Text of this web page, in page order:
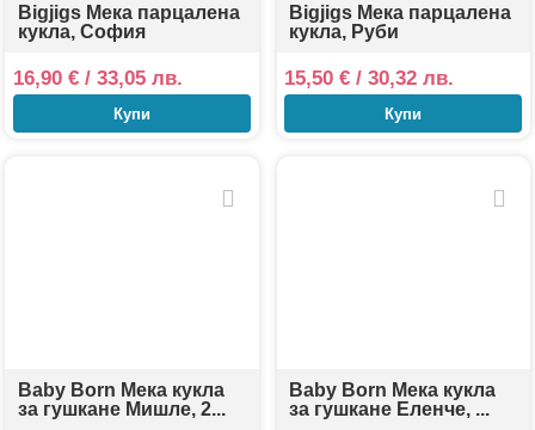
Bigjigs Мека парцалена
кукла, София
16,90 €/ 33,05 лв.
Купи
Bigjigs Мека парцалена
кукла, Руби
15,50 €/ 30,32 лв.
Купи
Baby Born Мека кукла
за гушкане Мишле, 2...
Baby Born Мека кукла
за гушкане Еленче, ...